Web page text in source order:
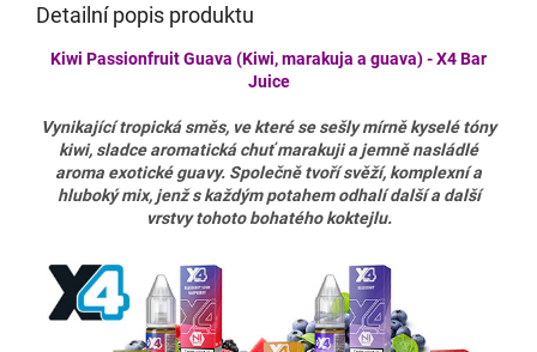
Detailní popis produktu
Kiwi Passionfruit Guava (Kiwi, marakuja a guava) - X4 Bar
Juice
Vynikající tropická směs, ve které se sešly mírně kyselé tóny
kiwi, sladce aromatická chuť marakuji a jemně nasládlé
aroma exotické guavy. Společně tvoří svěží, komplexní a
hluboký mix, jenž s každým potahem odhalí další a další
vrstvy tohoto bohatého koktejlu.